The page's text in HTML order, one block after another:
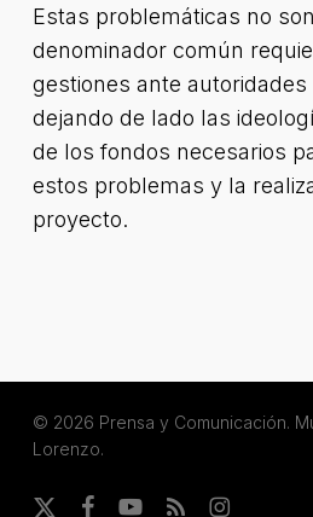
Estas problemáticas no
denominador común
gestiones ante autoridades
dejando de lado las
de los fondos necesarios
estos problemas y la
proyecto.
© 2026 Prensa y Comunicación.
Lorenzo.
x- facebookyoutube
RSS instagram